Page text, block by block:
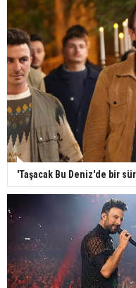
'Taşacak Bu Deniz'de bir